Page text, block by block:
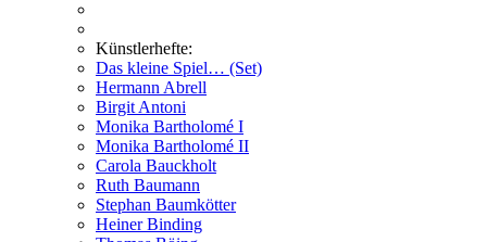
Künstlerhefte:
Das kleine Spiel… (Set)
Hermann Abrell
Birgit Antoni
Monika Bartholomé I
Monika Bartholomé II
Carola Bauckholt
Ruth Baumann
Stephan Baumkötter
Heiner Binding